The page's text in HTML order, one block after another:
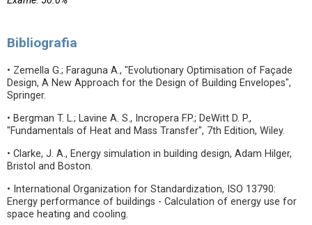
Bibliografia
• Zemella G.; Faraguna A., "Evolutionary Optimisation of Façade
Design, A New Approach for the Design of Building Envelopes",
Springer.
• Bergman T. L.; Lavine A. S., Incropera F.P.; DeWitt D. P.,
"Fundamentals of Heat and Mass Transfer", 7th Edition, Wiley.
• Clarke, J. A., Energy simulation in building design, Adam Hilger,
Bristol and Boston.
• International Organization for Standardization, ISO 13790:
Energy performance of buildings - Calculation of energy use for
space heating and cooling.